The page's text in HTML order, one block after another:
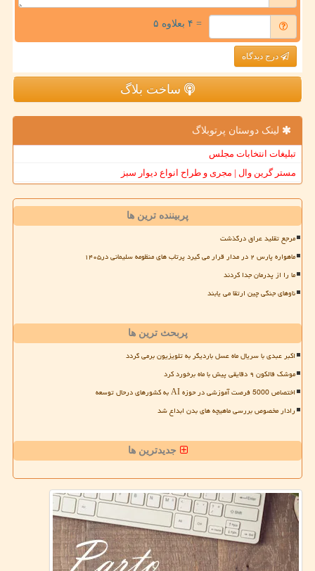
= ۴ بعلاوه ۵
درج دیدگاه
ساخت بلاگ
لینک دوستان پرتوبلاگ
تبلیغات انتخابات مجلس
مستر گرین وال | مجری و طراح انواع دیوار سبز
پربیننده ترین ها
مرجع تقلید عراق درگذشت
ماهواره پارس ۲ در مدار قرار می گیرد پرتاب های منظومه سلیمانی در۱۴۰۵
ما را از پدرمان جدا کردند
ناوهای جنگی چین ارتقا می یابند
پربحث ترین ها
اکبر عبدی با سریال ماه عسل باردیگر به تلویزیون برمی گردد
موشک فالکون ۹ دقایقی پیش با ماه برخورد کرد
اختصاص 5000 فرصت آموزشی در حوزه AI به کشورهای درحال توسعه
رادار مخصوص بررسی ماهیچه های بدن ابداع شد
جدیدترین ها